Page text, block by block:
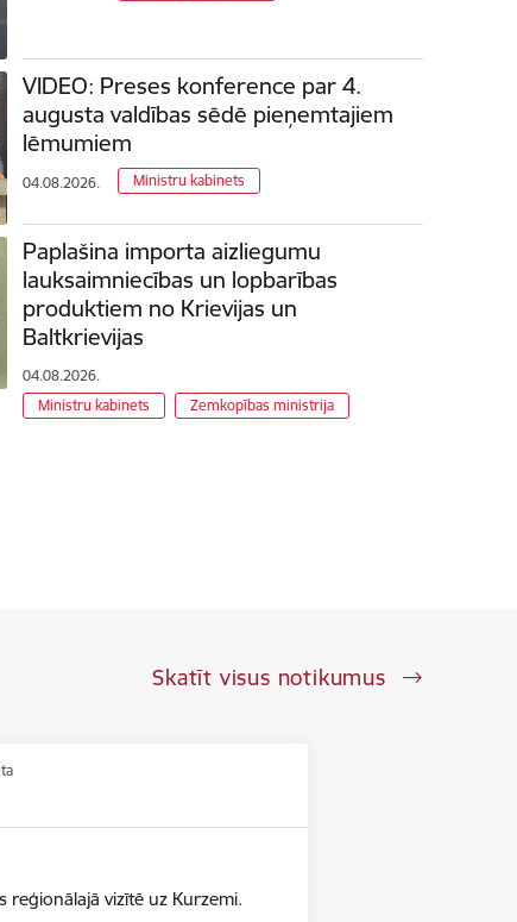
VIDEO: Preses konference par 4.
augusta valdības sēdē pieņemtajiem
lēmumiem
04.08.2026. Ministru kabinets
Paplašina importa aizliegumu
lauksaimniecības un lopbarības
produktiem no Krievijas un
Baltkrievijas
04.08.2026.
Ministru kabinets
Zemkopības ministrija
Skatīt visus notikumus
vizītē uz Kurzemi.